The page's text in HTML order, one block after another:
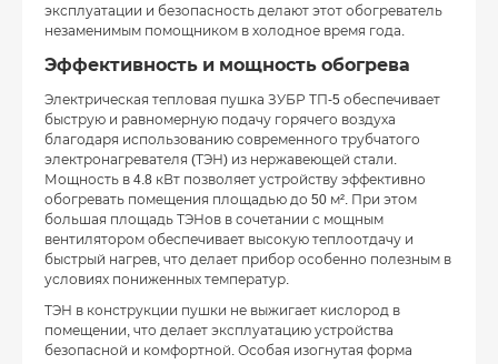
эксплуатации и безопасность делают этот обогреватель
незаменимым помощником в холодное время года.
Эффективность и мощность обогрева
Электрическая тепловая пушка ЗУБР ТП-5 обеспечивает
быструю и равномерную подачу горячего воздуха
благодаря использованию современного трубчатого
электронагревателя (ТЭН) из нержавеющей стали.
Мощность в 4.8 кВт позволяет устройству эффективно
обогревать помещения площадью до 50 м². При этом
большая площадь ТЭНов в сочетании с мощным
вентилятором обеспечивает высокую теплоотдачу и
быстрый нагрев, что делает прибор особенно полезным в
условиях пониженных температур.
ТЭН в конструкции пушки не выжигает кислород в
помещении, что делает эксплуатацию устройства
безопасной и комфортной. Особая изогнутая форма